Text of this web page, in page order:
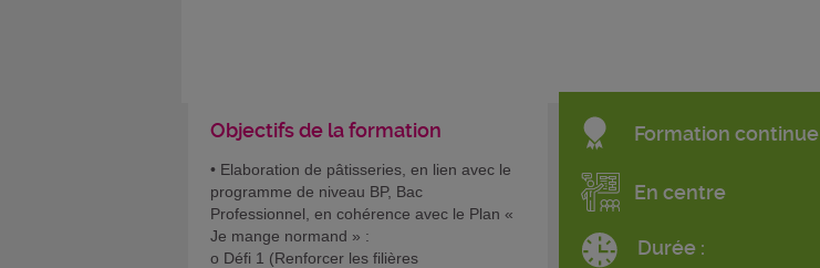
Objectifs de la formation
• Elaboration de pâtisseries, en lien avec le
programme de niveau BP, Bac
Professionnel, en cohérence avec le Plan «
Je mange normand » :
o Défi 1 (Renforcer les filières
Formation continue
En centre
Durée :